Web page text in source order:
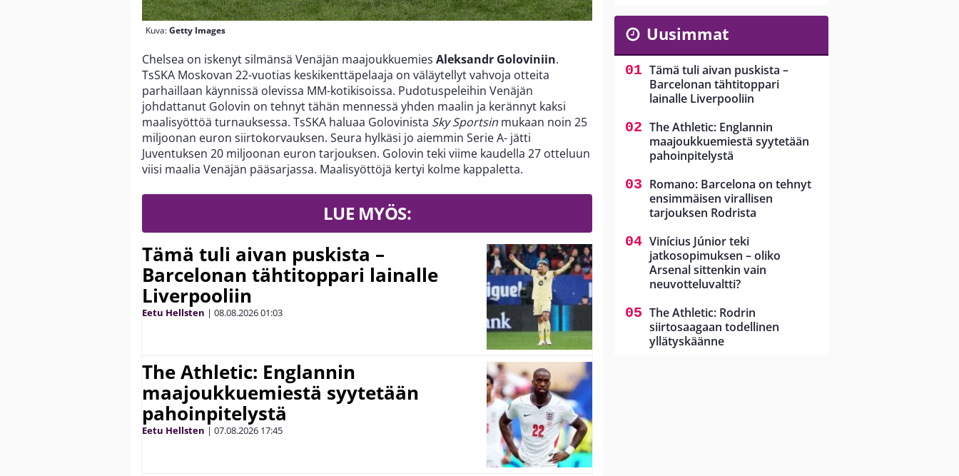
Kuva:Getty Images
Chelsea on iskenyt silmänsä Venäjän maajoukkuemies Aleksandr Goloviniin.
TsSKA Moskovan 22-vuotias keskikenttäpelaaja on väläytellyt vahvoja otteita
parhaillaan käynnissä olevissa MM-kotikisoissa. Pudotuspeleihin Venäjän
johdattanut Golovin on tehnyt tähän mennessä yhden maalin ja kerännyt kaksi
maalisyöttöä turnauksessa. TsSKA haluaa Golovinista Sky Sportsin mukaan noin 25
miljoonan euron siirtokorvauksen. Seura hylkäsi jo aiemmin Serie A- jätti
Juventuksen 20 miljoonan euron tarjouksen. Golovin teki viime kaudella 27 otteluun
viisi maalia Venäjän pääsarjassa. Maalisyöttöjä kertyi kolme kappaletta.
LUE MYÖS:
Tämä tuli aivan puskista –
Barcelonan tähtitoppari lainalle
Liverpooliin
Eetu Hellsten | 08.08.202601:03
The Athletic: Englannin
maajoukkuemiestä syytetään
pahoinpitelystä
Eetu Hellsten | 07.08.2026 17:45
Uusimmat
Tämä tuli aivan puskista –
Barcelonan tähtitoppari
lainalle Liverpooliin
The Athletic: Englannin
maajoukkuemiestä syytetään
pahoinpitelystä
Romano: Barcelona on tehnyt
ensimmäisen virallisen
tarjouksen Rodrista
Vinícius Júnior teki
jatkosopimuksen – oliko
Arsenal sittenkin vain
neuvotteluvaltti?
The Athletic: Rodrin
siirtosaagaan todellinen
yllätyskäänne